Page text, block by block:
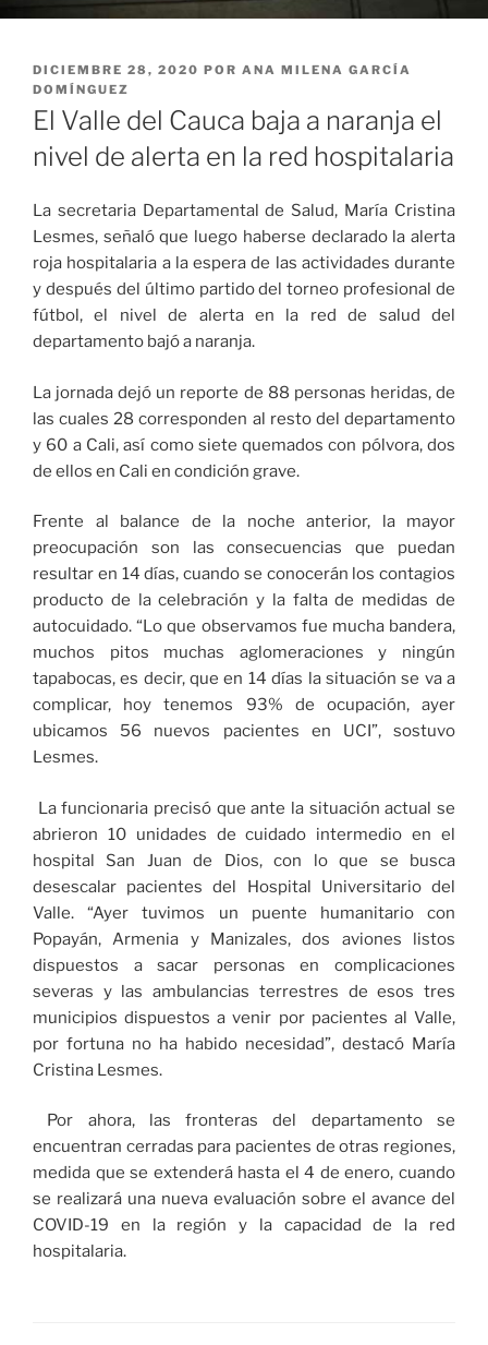
PUBLICADO
EL
DICIEMBRE 28, 2020 POR ANA MILENA GARCÍA
DOMÍNGUEZ
El Valle del Cauca baja a naranja el
nivel de alerta en la red hospitalaria
La secretaria Departamental de Salud, María Cristina
Lesmes, señaló que luego haberse declarado la alerta
roja hospitalaria a la espera de las actividades durante
y después del último partido del torneo profesional de
fútbol, el nivel de alerta en la red de salud del
departamento bajó a naranja.
La jornada dejó un reporte de 88 personas heridas, de
las cuales 28 corresponden al resto del departamento
y 60 a Cali, así como siete quemados con pólvora, dos
de ellos en Cali en condición grave.
Frente al balance de la noche anterior, la mayor
preocupación son las consecuencias que puedan
resultar en 14 días, cuando se conocerán los contagios
producto de la celebración y la falta de medidas de
autocuidado. “Lo que observamos fue mucha bandera,
muchos pitos muchas aglomeraciones y ningún
tapabocas, es decir, que en 14 días la situación se va a
complicar, hoy tenemos 93% de ocupación, ayer
ubicamos 56 nuevos pacientes en UCI”, sostuvo
Lesmes.
La funcionaria precisó que ante la situación actual se
abrieron 10 unidades de cuidado intermedio en el
hospital San Juan de Dios, con lo que se busca
desescalar pacientes del Hospital Universitario del
Valle. “Ayer tuvimos un puente humanitario con
Popayán, Armenia y Manizales, dos aviones listos
dispuestos a sacar personas en complicaciones
severas y las ambulancias terrestres de esos tres
municipios dispuestos a venir por pacientes al Valle,
por fortuna no ha habido necesidad”, destacó María
Cristina Lesmes.
Por ahora, las fronteras del departamento se
encuentran cerradas para pacientes de otras regiones,
medida que se extenderá hasta el 4 de enero, cuando
se realizará una nueva evaluación sobre el avance del
COVID-19 en la región y la capacidad de la red
hospitalaria.